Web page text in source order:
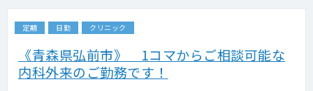
定期 日勤 クリニック
《青森県弘前市》 1コマからご相談可能な
内科外来のご勤務です！